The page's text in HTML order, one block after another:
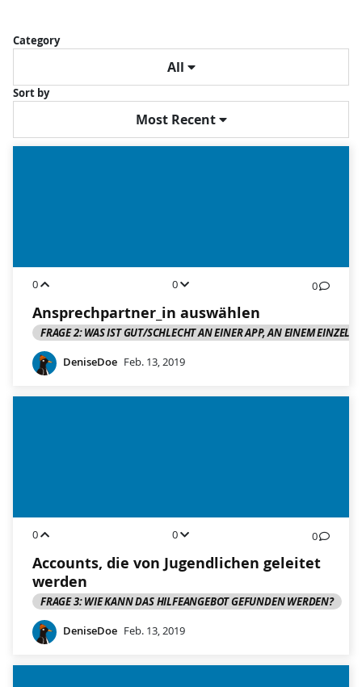
Category
All
Sort by
Most Recent
0 0 0
Ansprechpartner_in auswählen
FRAGE 2: WAS IST GUT/SCHLECHT AN EINER APP, AN EINEM
DeniseDoe Feb. 13, 2019
0 0 0
Accounts, die von Jugendlichen geleitet
werden
FRAGE 3: WIE KANN DAS HILFEANGEBOT GEFUNDEN WERDEN?
DeniseDoe Feb. 13, 2019